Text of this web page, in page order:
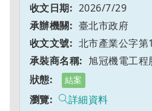
2026/7/29
臺北市政府
北市產業公字
旭冠機電工程
結案
詳細資料